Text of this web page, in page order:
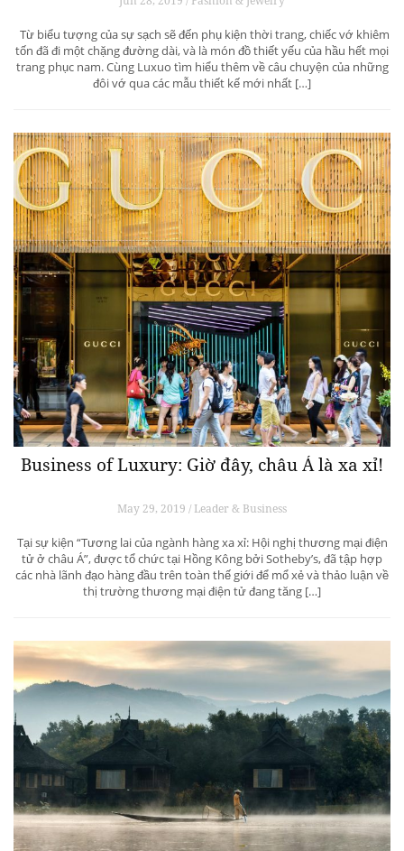
Từ biểu tượng của sự sạch sẽ đến phụ kiện thời trang, chiếc vớ khiêm
tốn đã đi một chặng đường dài, và là món đồ thiết yếu của hầu hết mọi
trang phục nam. Cùng Luxuo tìm hiểu thêm về câu chuyện của những
đôi vớ qua các mẫu thiết kế mới nhất […]
Business of Luxury: Giờ đây, châu Á là xa xỉ!
May 29, 2019 / Leader & Business
Tại sự kiện “Tương lai của ngành hàng xa xỉ: Hội nghị thương mại điện
tử ở châu Á”, được tổ chức tại Hồng Kông bởi Sotheby’s, đã tập hợp
các nhà lãnh đạo hàng đầu trên toàn thế giới để mổ xẻ và thảo luận về
thị trường thương mại điện tử đang tăng […]